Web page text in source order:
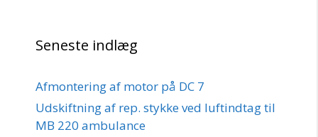
Seneste indlæg
Afmontering af motor på DC 7
Udskiftning af rep. stykke ved luftindtag til
MB 220 ambulance